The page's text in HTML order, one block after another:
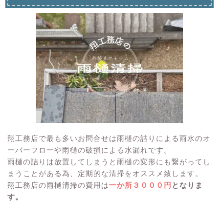
翔工務店で最も多いお問合せは雨樋の詰りによる雨水のオ
ーバーフローや雨樋の破損による水漏れです。
雨樋の詰りは放置してしまうと雨樋の変形にも繋がってし
まうことがある為、定期的な清掃をオススメ致します。
翔工務店の雨樋清掃の費用は一か所３０００円 となりま
す。